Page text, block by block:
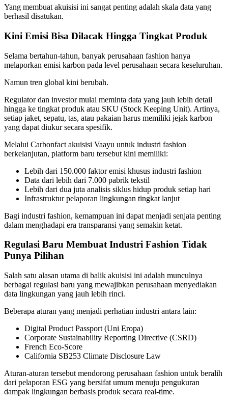
Yang membuat akuisisi ini sangat penting adalah skala data yang
berhasil disatukan.
Kini Emisi Bisa Dilacak Hingga Tingkat Produk
Selama bertahun-tahun, banyak perusahaan fashion hanya
melaporkan emisi karbon pada level perusahaan secara keseluruhan.
Namun tren global kini berubah.
Regulator dan investor mulai meminta data yang jauh lebih detail
hingga ke tingkat produk atau SKU (Stock Keeping Unit). Artinya,
setiap jaket, sepatu, tas, atau pakaian harus memiliki jejak karbon
yang dapat diukur secara spesifik.
Melalui Carbonfact akuisisi Vaayu untuk industri fashion
berkelanjutan, platform baru tersebut kini memiliki:
Lebih dari 150.000 faktor emisi khusus industri fashion
Data dari lebih dari 7.000 pabrik tekstil
Lebih dari dua juta analisis siklus hidup produk setiap hari
Infrastruktur pelaporan lingkungan tingkat lanjut
Bagi industri fashion, kemampuan ini dapat menjadi senjata penting
dalam menghadapi era transparansi yang semakin ketat.
Regulasi Baru Membuat Industri Fashion Tidak
Punya Pilihan
Salah satu alasan utama di balik akuisisi ini adalah munculnya
berbagai regulasi baru yang mewajibkan perusahaan menyediakan
data lingkungan yang jauh lebih rinci.
Beberapa aturan yang menjadi perhatian industri antara lain:
Digital Product Passport (Uni Eropa)
Corporate Sustainability Reporting Directive (CSRD)
French Eco-Score
California SB253 Climate Disclosure Law
Aturan-aturan tersebut mendorong perusahaan fashion untuk beralih
dari pelaporan ESG yang bersifat umum menuju pengukuran
dampak lingkungan berbasis produk secara real-time.